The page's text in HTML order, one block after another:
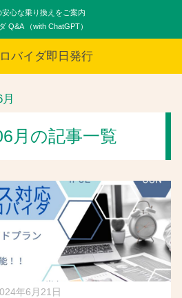
心な乗り換えをご案内
Q&A （with ChatGPT）
バイダ即日発行
月の記事一覧
年6月21日